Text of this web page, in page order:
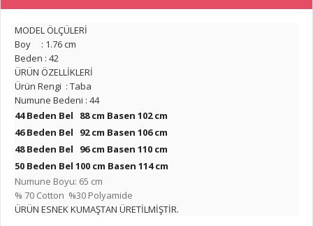
MODEL ÖLÇÜLERİ
Boy : 1.76 cm
Beden : 42
ÜRÜN ÖZELLİKLERİ
Ürün Rengi : Taba
Numune Bedeni : 44
44 Beden Bel 88 cm Basen 102 cm
46 Beden Bel 92 cm Basen 106 cm
48 Beden Bel 96 cm Basen 110 cm
50 Beden Bel 100 cm Basen 114 cm
Numune Boyu: 65 cm
% 70 Cotton %30 Polyamide
ÜRÜN ESNEK KUMAŞTAN ÜRETİLMİŞTİR.